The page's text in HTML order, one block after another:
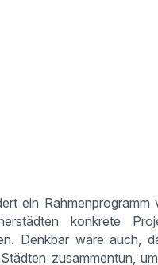
ein Rahmenprogramm
konkrete
Denkbar wäre auch,
zusammentun,